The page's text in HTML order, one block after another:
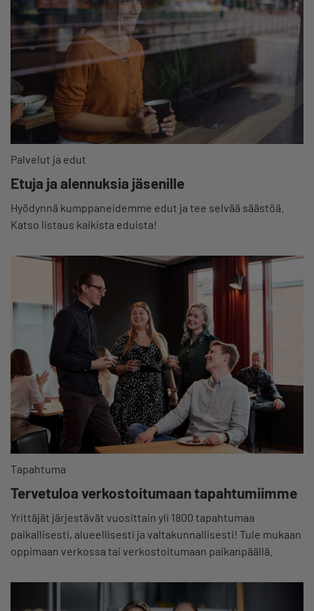
Palvelut ja edut
Etuja ja alennuksia jäsenille
Hyödynnä kumppaneidemme edut ja tee selvää säästöä.
Katso listaus kaikista eduista!
Tapahtuma
Tervetuloa verkostoitumaan tapahtumiimme
Yrittäjät järjestävät vuosittain yli 1800 tapahtumaa
paikallisesti, alueellisesti ja valtakunnallisesti! Tule mukaan
oppimaan verkossa tai verkostoitumaan paikanpäällä.